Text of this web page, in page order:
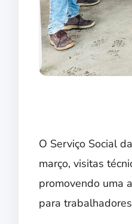
O Serviço Social
março, visitas
promovendo uma
para